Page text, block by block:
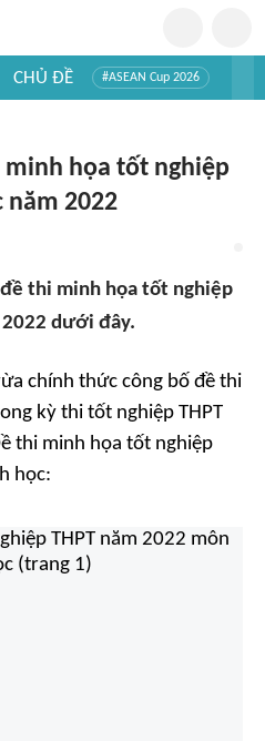
CHỦ ĐỀ #ASEAN Cup 2026
họa tốt nghiệp
năm 2022
thi minh họa tốt nghiệp
2022 dưới đây.
chính thức công bố đề thi
kỳ thi tốt nghiệp THPT
thi minh họa tốt nghiệp
học: